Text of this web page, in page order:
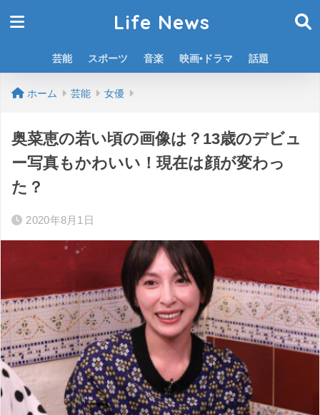
Life News
芸能 スポーツ 音楽 映画•ドラマ 話題
ホーム 芸能 女優
奥菜恵の若い頃の画像は？13歳のデビュ
ー写真もかわいい！現在は顔が変わっ
た？
2020年8月1日